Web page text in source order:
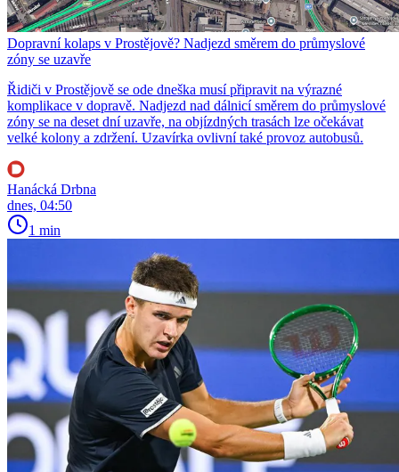
Dopravní kolaps v Prostějově? Nadjezd směrem do průmyslové
zóny se uzavře
Řidiči v Prostějově se ode dneška musí připravit na výrazné
komplikace v dopravě. Nadjezd nad dálnicí směrem do průmyslové
zóny se na deset dní uzavře, na objízdných trasách lze očekávat
velké kolony a zdržení. Uzavírka ovlivní také provoz autobusů.
Hanácká Drbna
dnes, 04:50
1 min